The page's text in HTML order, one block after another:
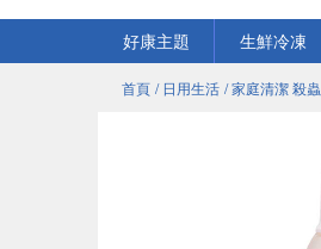
好康主題
生鮮冷凍
首頁 / 日用生活 / 家庭清潔 殺蟲